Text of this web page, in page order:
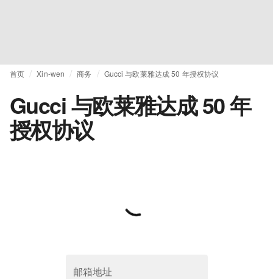
首页 Xin-wen 商务 Gucci 与欧莱雅达成 50 年授权协议
Gucci 与欧莱雅达成 50 年
授权协议
邮箱地址